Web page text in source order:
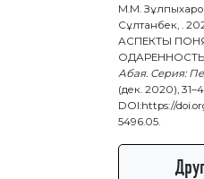
М.М.
Сұлтанбек, .
АСПЕКТЫ
Абая. Серия:
(дек. 2020),
DOI:https://
5496.05.